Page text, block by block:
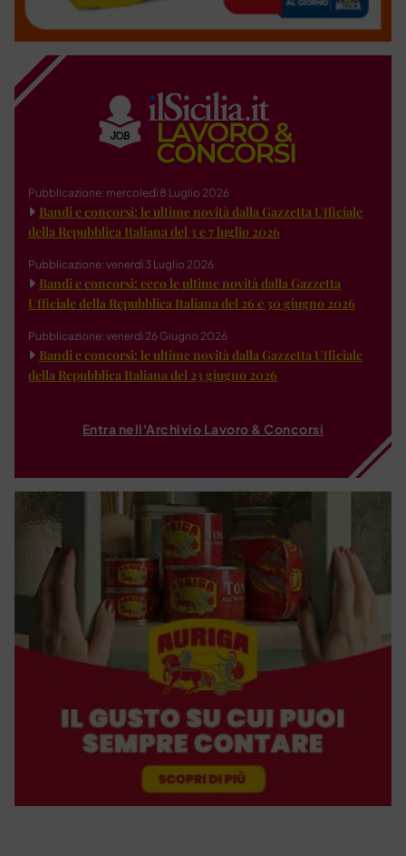
Pubblicazione: mercoledì 8 Luglio 2026
Bandi e concorsi: le ultime novità dalla Gazzetta Ufficiale
della Repubblica Italiana del 3 e 7 luglio 2026
Pubblicazione: venerdì 3 Luglio 2026
Bandi e concorsi: ecco le ultime novità dalla Gazzetta
Ufficiale della Repubblica Italiana del 26 e 30 giugno 2026
Pubblicazione: venerdì 26 Giugno 2026
Bandi e concorsi: le ultime novità dalla Gazzetta Ufficiale
della Repubblica Italiana del 23 giugno 2026
Entra nell'Archivio Lavoro & Concorsi